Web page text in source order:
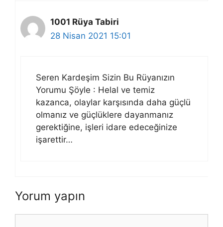
1001 Rüya Tabiri
28 Nisan 2021 15:01
Seren Kardeşim Sizin Bu Rüyanızın
Yorumu Şöyle : Helal ve temiz
kazanca, olaylar karşısında daha güçlü
olmanız ve güçlüklere dayanmanız
gerektiğine, işleri idare edeceğinize
işarettir…
Yorum yapın